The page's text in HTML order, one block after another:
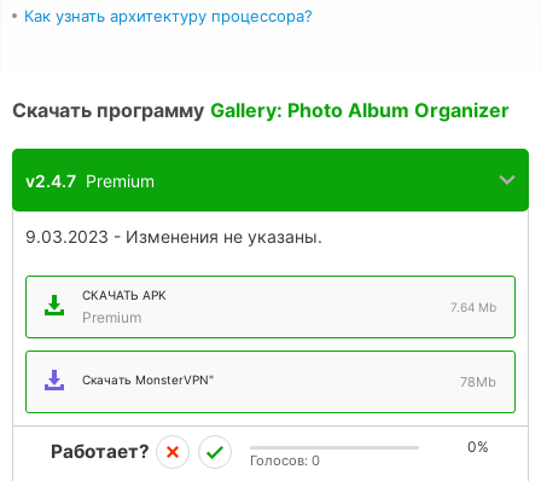
Как узнать архитектуру процессора?
Скачать программу Gallery: Photo Album Organizer
v2.4.7 Premium
9.03.2023 - Изменения не указаны.
СКАЧАТЬ APK
Premium
7.64 Mb
Скачать MonsterVPN" 78Mb
Работает? 0%
Голосов: 0